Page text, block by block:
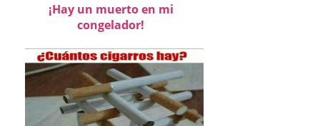
¡Hay un muerto en mi
congelador!